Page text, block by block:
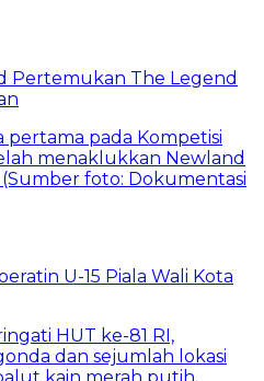
Pertemukan The Legend
U-15 Piala Wali Kota